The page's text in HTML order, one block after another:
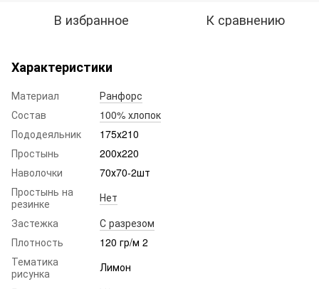
В избранное К сравнению
Характеристики
Материал
Ранфорс
Состав
100% хлопок
Пододеяльник
175х210
Простынь
200х220
Наволочки
70х70-2шт
Простынь на
резинке
Нет
Застежка
С разрезом
Плотность
120 гр/м 2
Тематика
рисунка
Лимон